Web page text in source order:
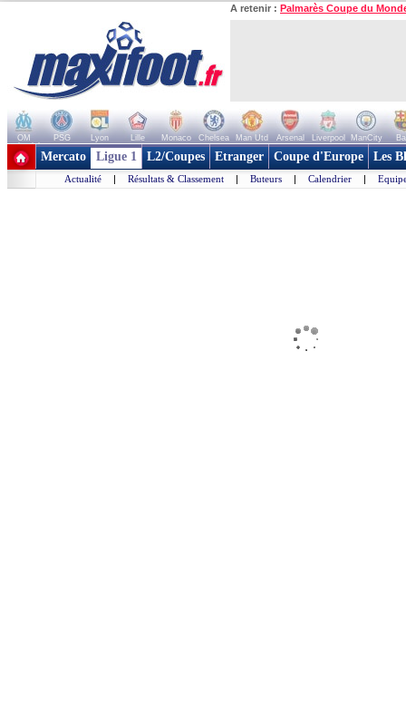
A retenir : Palmarès Coupe du
OM PSG Lyon Lille Monaco Chelsea Man Utd Arsenal Liverpool ManCity
+ de clubs
Mercato Ligue 1 L2/Coupes Etranger Coupe d'Europe Les
Actualité | Résultats & Classement | Buteurs | Calendrier |